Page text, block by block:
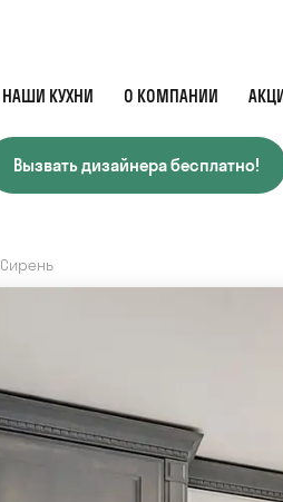
НАШИ КУХНИ О КОМПАНИИ
Вызвать дизайнера бесплатно!
Сирень